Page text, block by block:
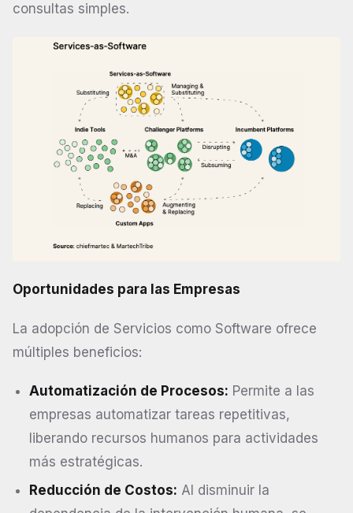
consultas simples.
Oportunidades para las Empresas
La adopción de Servicios como Software ofrece
múltiples beneficios:
Automatización de Procesos: Permite a las
empresas automatizar tareas repetitivas,
liberando recursos humanos para actividades
más estratégicas.
Reducción de Costos: Al disminuir la